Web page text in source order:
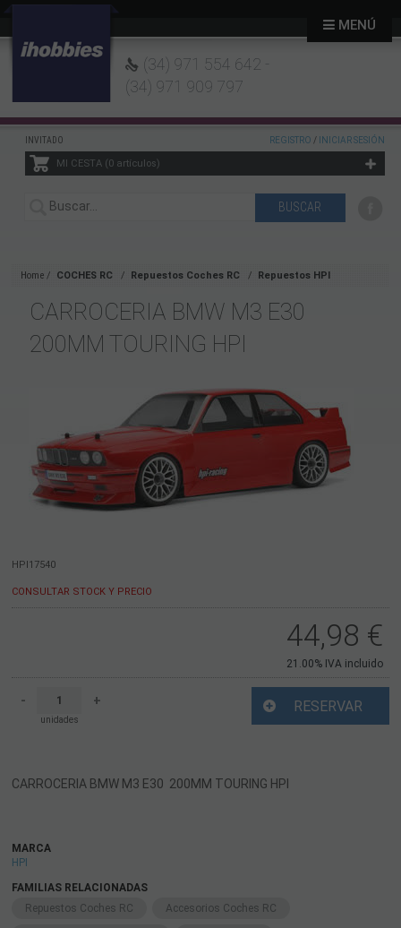
(34) 971 554 642 -
(34) 971 909 797
INVITADO REGISTRO / INICIAR SESIÓN
MI CESTA 0artículos
MENÚ
Home COCHES RC Repuestos Coches RC Repuestos HPI
CARROCERIA BMW M3 E30
200MM TOURING HPI
HPI17540
CONSULTAR STOCK Y PRECIO
44,98 €
21.00% IVA incluido
-
unidades
+ RESERVAR
CARROCERIA BMW M3 E30 200MM TOURING HPI
MARCA
HPI
FAMILIAS RELACIONADAS
Repuestos Coches RC
Accesorios Coches RC